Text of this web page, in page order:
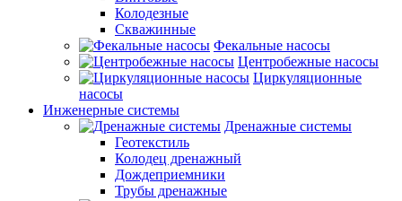
Колодезные
Скважинные
Фекальные насосы
Центробежные насосы
Циркуляционные
насосы
Инженерные системы
Дренажные системы
Геотекстиль
Колодец дренажный
Дождеприемники
Трубы дренажные